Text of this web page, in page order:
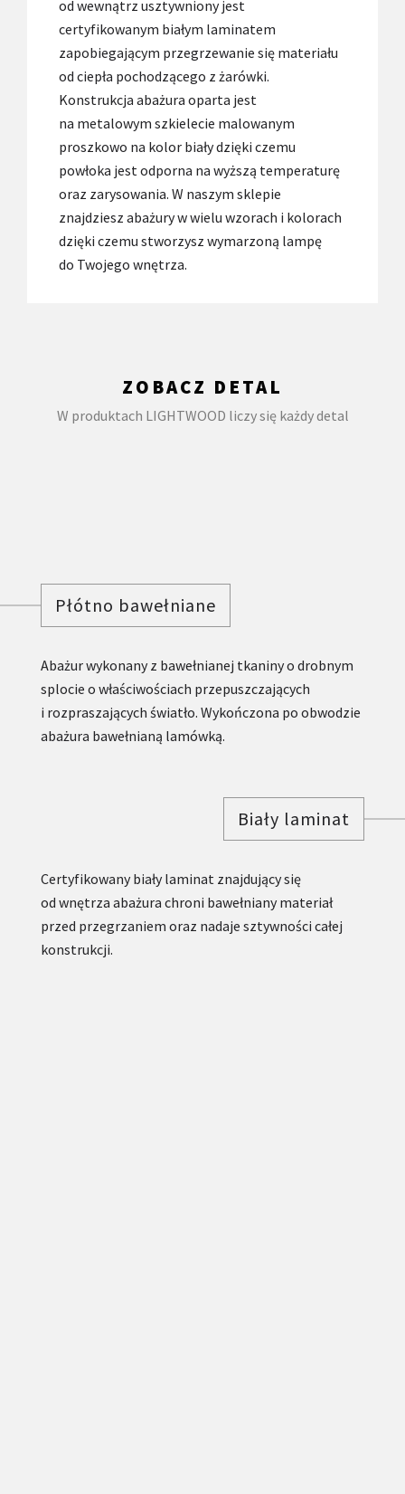
od wewnątrz usztywniony jest
certyfikowanym białym laminatem
zapobiegającym przegrzewanie się materiału
od ciepła pochodzącego z żarówki.
Konstrukcja abażura oparta jest
na metalowym szkielecie malowanym
proszkowo na kolor biały dzięki czemu
powłoka jest odporna na wyższą temperaturę
oraz zarysowania. W naszym sklepie
znajdziesz abażury w wielu wzorach i kolorach
dzięki czemu stworzysz wymarzoną lampę
do Twojego wnętrza.
ZOBACZ DETAL
W produktach LIGHTWOOD liczy się każdy detal
Płótno bawełniane
Abażur wykonany z bawełnianej tkaniny o drobnym
splocie o właściwościach przepuszczających
i rozpraszających światło. Wykończona po obwodzie
abażura bawełnianą lamówką.
Biały laminat
Certyfikowany biały laminat znajdujący się
od wnętrza abażura chroni bawełniany materiał
przed przegrzaniem oraz nadaje sztywności całej
konstrukcji.